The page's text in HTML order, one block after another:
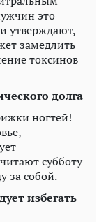
это
утверждают,
замедлить
токсинов
долга
ногтей!
субботу
за собой.
избегать